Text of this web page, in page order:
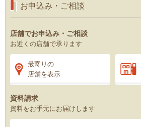
お申込み・ご相談
店舗でお申込み・ご相談
お近くの店舗で承ります
最寄りの
店舗を表示
資料請求
資料をお手元にお届けします